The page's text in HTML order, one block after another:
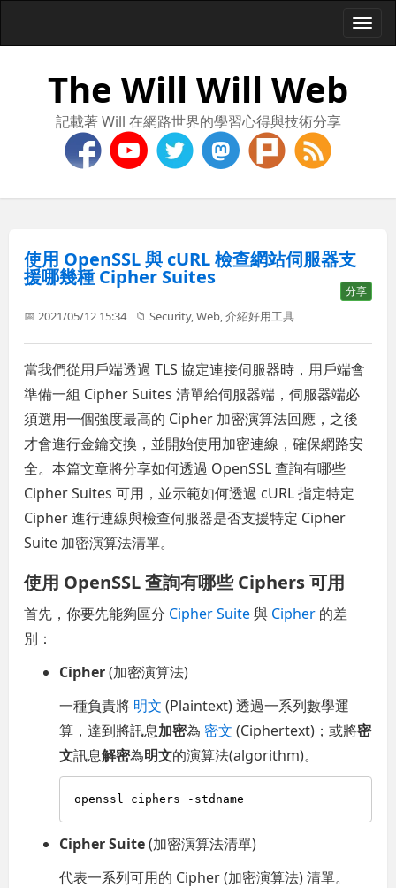
The Will Will Web
記載著 Will 在網路世界的學習心得與技術分享
使用 OpenSSL 與 cURL 檢查網站伺服器支
援哪幾種 Cipher Suites
分享
📅 2021/05/12 15:34 📁Security,Web ,介紹好用工具
當我們從用戶端透過 TLS 協定連接伺服器時，用戶端會
準備一組 Cipher Suites 清單給伺服器端，伺服器端必
須選用一個強度最高的 Cipher 加密演算法回應，之後
才會進行金鑰交換，並開始使用加密連線，確保網路安
全。本篇文章將分享如何透過 OpenSSL 查詢有哪些
Cipher Suites 可用，並示範如何透過 cURL 指定特定
Cipher 進行連線與檢查伺服器是否支援特定 Cipher
Suite 加密演算法清單。
使用 OpenSSL 查詢有哪些 Ciphers 可用
首先，你要先能夠區分 Cipher Suite與 Cipher 的差
別：
Cipher(加密演算法)
一種負責將 明文 (Plaintext) 透過一系列數學運
算，達到將訊息加密為 密文 (Ciphertext)；或將密
文訊息解密為明文的演算法(algorithm)。
Cipher Suite(加密演算法清單)
代表一系列可用的 Cipher (加密演算法) 清單。